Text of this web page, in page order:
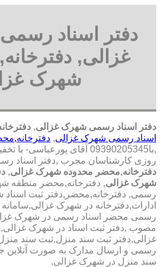
دفتر اسناد
غزالی,
شهرک
دفتر اسناد رسمی شهرک غزالی,
اسناد رسمی شهرک غزالی,
,با
09390205345 آقای
روزی کارشناسان مجرب ,دفتر اسناد
دفترخانه,محضر محدوده شهرک غزالی,
شهرک غزالی, دفترخانه,محضر منطقه
رسمی, دفترخانه,محضر,دفتر ثبت اسناد
ادارات,دفترخانه در شهرک غزالی,سامانه
رسمی محضر اسناد رسمی در شهرک
مصوب ,دفتر ثبت اسناد در شهرک
غزالی,دفتر ثبت سند منزل,ثبت سند
رسمی و ارسال مدارک به صورت آنلاین
سند منزل در شهرک غزالی,